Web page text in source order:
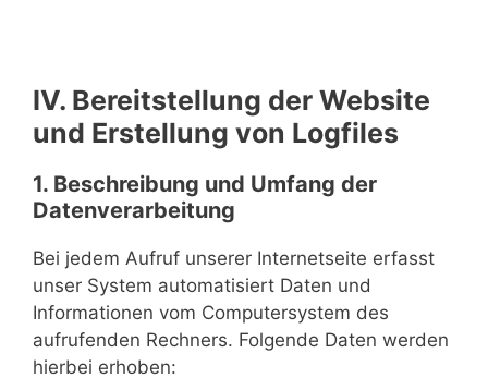
IV. Bereitstellung der Website
und Erstellung von Logfiles
1. Beschreibung und Umfang der
Datenverarbeitung
Bei jedem Aufruf unserer Internetseite erfasst
unser System automatisiert Daten und
Informationen vom Computersystem des
aufrufenden Rechners. Folgende Daten werden
hierbei erhoben: